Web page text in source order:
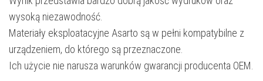
wysoką niezawodność.
Materiały eksploatacyjne Asarto są w pełni kompatybilne z
urządzeniem, do którego są przeznaczone.
Ich użycie nie narusza warunków gwarancji producenta OEM.